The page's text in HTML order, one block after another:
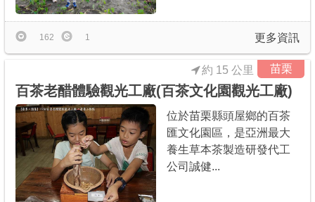
更多資訊
162 1
苗栗
約 15 公里
百茶老醋體驗觀光工廠(百茶文化園觀光工廠)
位於苗栗縣頭屋鄉的百茶
匯文化園區，是亞洲最大
養生草本茶製造研發代工
公司誠健...